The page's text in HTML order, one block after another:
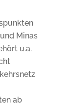
Minas
u.a.
ab